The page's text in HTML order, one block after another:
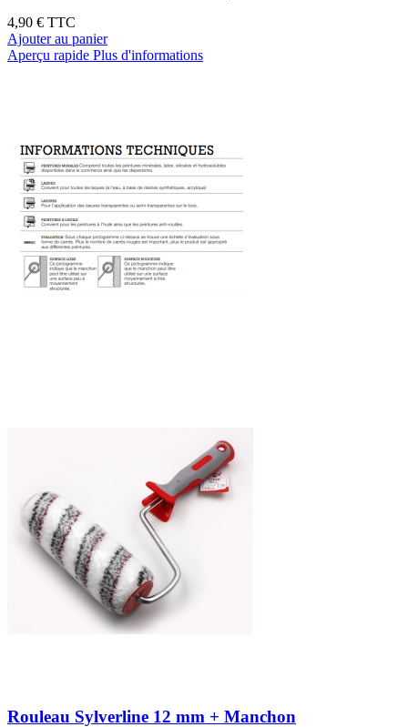
4,90 € TTC
Ajouter au panier
Aperçu rapide Plus d'informations
Rouleau Sylverline 12 mm + Manchon